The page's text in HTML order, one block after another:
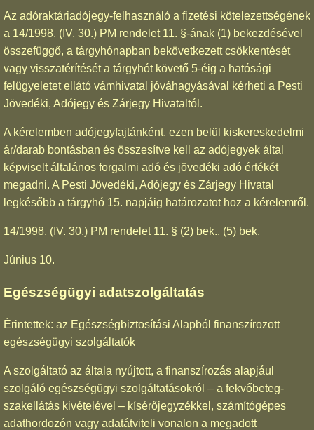
Az adóraktáriadójegy-felhasználó a fizetési kötelezettségének
a 14/1998. (IV. 30.) PM rendelet 11. §-ának (1) bekezdésével
összefüggő, a tárgyhónapban bekövetkezett csökkentését
vagy visszatérítését a tárgyhót követő 5-éig a hatósági
felügyeletet ellátó vámhivatal jóváhagyásával kérheti a Pesti
Jövedéki, Adójegy és Zárjegy Hivataltól.
A kérelemben adójegyfajtánként, ezen belül kiskereskedelmi
ár/darab bontásban és összesítve kell az adójegyek által
képviselt általános forgalmi adó és jövedéki adó értékét
megadni. A Pesti Jövedéki, Adójegy és Zárjegy Hivatal
legkésőbb a tárgyhó 15. napjáig határozatot hoz a kérelemről.
14/1998. (IV. 30.) PM rendelet 11. § (2) bek., (5) bek.
Június 10.
Egészségügyi adatszolgáltatás
Érintettek: az Egészségbiztosítási Alapból finanszírozott
egészségügyi szolgáltatók
A szolgáltató az általa nyújtott, a finanszírozás alapjául
szolgáló egészségügyi szolgáltatásokról – a fekvőbeteg-
szakellátás kivételével – kísérőjegyzékkel, számítógépes
adathordozón vagy adatátviteli vonalon a megadott